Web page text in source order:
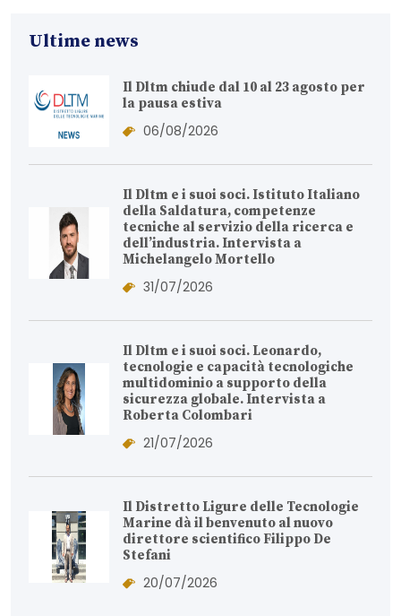
Ultime news
Il Dltm chiude dal 10 al 23 agosto per
la pausa estiva
06/08/2026
Il Dltm e i suoi soci. Istituto Italiano
della Saldatura, competenze
tecniche al servizio della ricerca e
dell’industria. Intervista a
Michelangelo Mortello
31/07/2026
Il Dltm e i suoi soci. Leonardo,
tecnologie e capacità tecnologiche
multidominio a supporto della
sicurezza globale. Intervista a
Roberta Colombari
21/07/2026
Il Distretto Ligure delle Tecnologie
Marine dà il benvenuto al nuovo
direttore scientifico Filippo De
Stefani
20/07/2026